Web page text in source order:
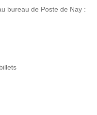
bureau de Poste de Nay :